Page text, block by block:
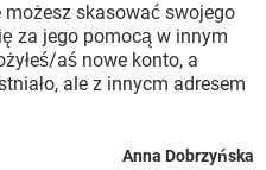
skasować swojego
za jego pomocą w innym
aś nowe konto, a
ale z innycm adresem
Anna Dobrzyńska